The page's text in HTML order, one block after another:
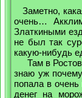
Заметно,
очень…
Златкиными
не был так
какую-нибудь
Там в
знаю уж
попала в
денег на